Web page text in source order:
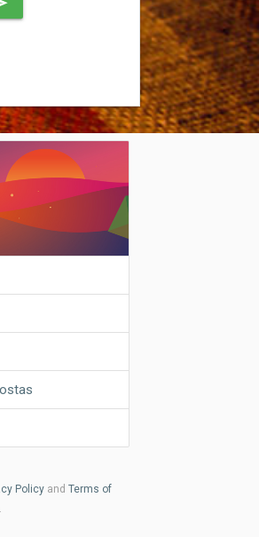
Policy andTerms of